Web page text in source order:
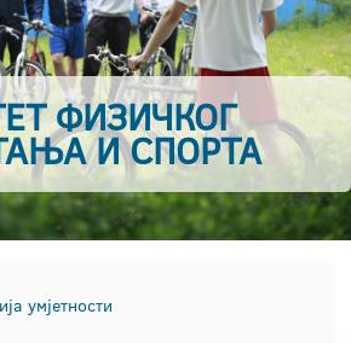
ФИЗИЧКОГ
И СПОРТА
умјетности